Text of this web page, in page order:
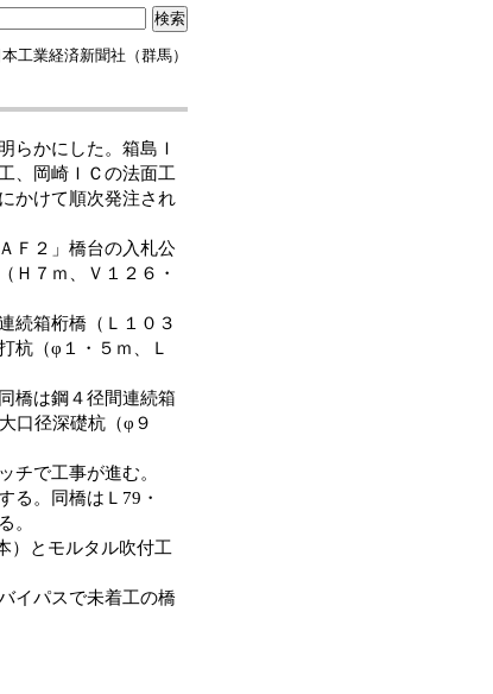
本工業経済新聞社（群馬）
らかにした。箱島Ｉ
、岡崎ＩＣの法面工
かけて順次発注され
Ｆ２」橋台の入札公
Ｈ７ｍ、Ｖ１２６・
続箱桁橋（Ｌ１０３
杭（φ１・５ｍ、Ｌ
橋は鋼４径間連続箱
口径深礎杭（φ９
チで工事が進む。
る。同橋はＬ79・
。
）とモルタル吹付工
イパスで未着工の橋